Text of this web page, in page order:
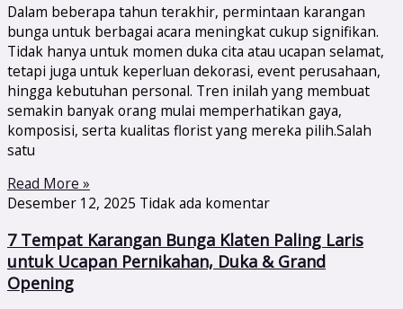
Dalam beberapa tahun terakhir, permintaan karangan
bunga untuk berbagai acara meningkat cukup signifikan.
Tidak hanya untuk momen duka cita atau ucapan selamat,
tetapi juga untuk keperluan dekorasi, event perusahaan,
hingga kebutuhan personal. Tren inilah yang membuat
semakin banyak orang mulai memperhatikan gaya,
komposisi, serta kualitas florist yang mereka pilih.Salah
satu
Read More »
Desember 12, 2025 Tidak ada komentar
7 Tempat Karangan Bunga Klaten Paling Laris
untuk Ucapan Pernikahan, Duka & Grand
Opening